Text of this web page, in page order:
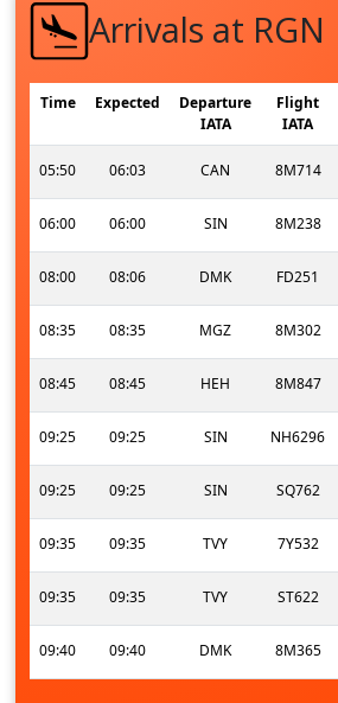
Arrivals at RGN
Time Expected
Departure
IATA
Flight
IATA
05:50 06:03 CAN 8M714
06:00 06:00 SIN 8M238
08:00 08:06 DMK FD251
08:35 08:35 MGZ 8M302
08:45 08:45 HEH 8M847
09:25 09:25 SIN NH6296
09:25 09:25 SIN SQ762
09:35 09:35 TVY 7Y532
09:35 09:35 TVY ST622
09:40 09:40 DMK 8M365